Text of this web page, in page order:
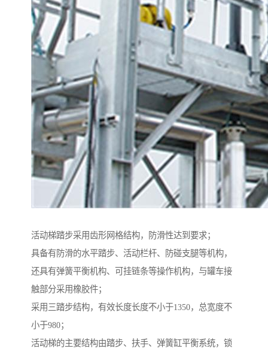
活动梯踏步采用齿形网格结构，防滑性达到要求；
具备有防滑的水平踏步、活动栏杆、防碰支腿等机构，
还具有弹簧平衡机构、可挂链条等操作机构，与罐车接
触部分采用橡胶件；
采用三踏步结构，有效长度长度不小于1350，总宽度不
小于980；
活动梯的主要结构由踏步、扶手、弹簧缸平衡系统，锁